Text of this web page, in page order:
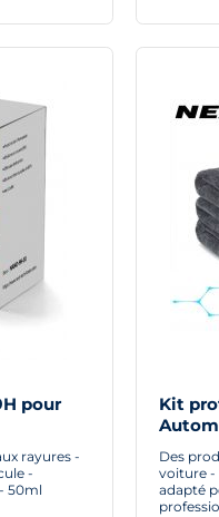
pour
rayures -
-
50ml
Kit
Des
voiture -
adapté